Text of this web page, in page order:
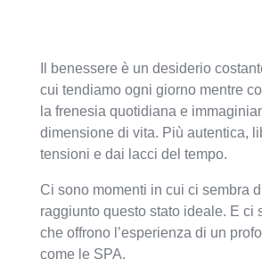
Il benessere è un desiderio
cui tendiamo ogni giorno mentre
la frenesia quotidiana e
dimensione di vita. Più autentica,
tensioni e dai lacci del tempo.
Ci sono momenti in cui ci sembra
raggiunto questo stato ideale. E ci
che offrono l’esperienza di un
come le SPA.